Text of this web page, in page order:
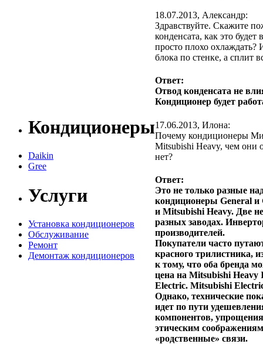
Кондиционеры
Daikin
Gree
Услуги
Установка кондиционеров
Обслуживание
Ремонт
Демонтаж кондиционеров
18.07.2013, Александр:
Здравствуйте. Скажите
конденсата, как это
просто плохо охлаждать?
блока по стенке, а сплит
Ответ:
Отвод конденсата не
Кондиционер будет
17.06.2013, Илона:
Почему кондиционеры
Mitsubishi Heavy, чем они
нет?
Ответ:
Это не только разные
кондиционеры General и
и Mitsubishi Heavy. Две
разных заводах.
производителей.
Покупатели часто
красного трилистника,
к тому, что оба бренда
цена на Mitsubishi
Electric. Mitsubishi
Однако, технические
идет по пути
компонентов,
этическим
«родственные» связи.